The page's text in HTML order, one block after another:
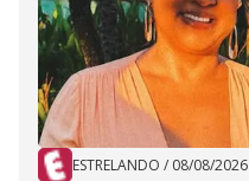
ESTRELANDO / 08/08/2026